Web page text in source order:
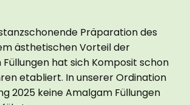
Präparation des
ästhetischen Vorteil der
hat sich Komposit schon
etabliert. In unserer Ordination
2025 keine Amalgam Füllungen